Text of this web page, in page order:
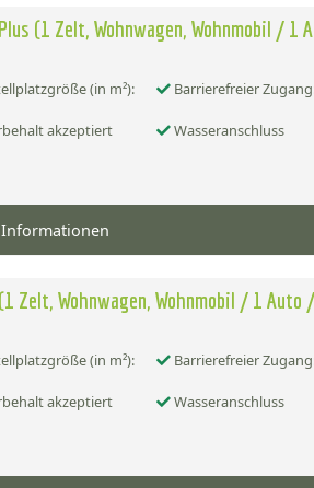
(1 Zelt, Wohnwagen, Wohnmobil / 1
(in m²):
Barrierefreier
akzeptiert
Wasseranschluss
Zelt, Wohnwagen, Wohnmobil / 1
(in m²):
Barrierefreier
akzeptiert
Wasseranschluss